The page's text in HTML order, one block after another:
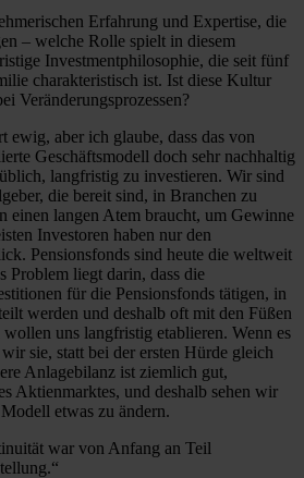
Erfahrung und Expertise, die
– welche Rolle spielt in diesem
Investmentphilosophie, die seit fünf
charakteristisch ist. Ist diese Kultur
Veränderungsprozessen?
ewig, aber ich glaube, dass das von
Geschäftsmodell doch sehr nachhaltig
langfristig zu investieren. Wir sind
die bereit sind, in Branchen zu
einen langen Atem braucht, um Gewinne
Investoren haben nur den
Pensionsfonds sind heute die weltweit
Problem liegt darin, dass die
für die Pensionsfonds tätigen, in
werden und deshalb oft mit den Füßen
uns langfristig etablieren. Wenn es
sie, statt bei der ersten Hürde gleich
Anlagebilanz ist ziemlich gut,
Aktienmarktes, und deshalb sehen wir
etwas zu ändern.
war von Anfang an Teil